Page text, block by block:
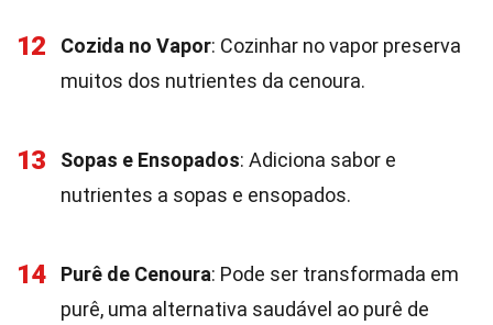
12 Cozida no Vapor: Cozinhar no vapor preserva
muitos dos nutrientes da cenoura.
13 Sopas e Ensopados: Adiciona sabor e
nutrientes a sopas e ensopados.
14 Purê de Cenoura: Pode ser transformada em
purê, uma alternativa saudável ao purê de